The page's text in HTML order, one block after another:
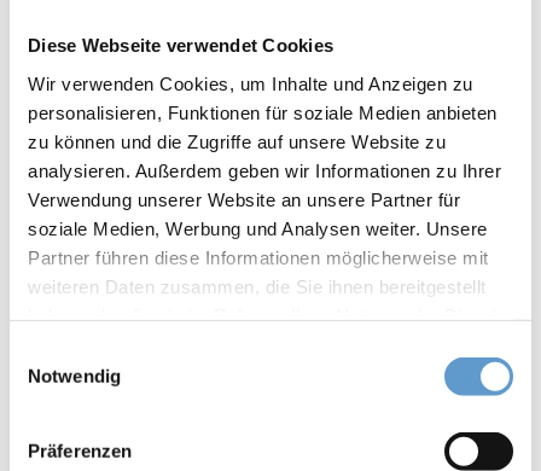
Diese Webseite verwendet Cookies
Wir verwenden Cookies, um Inhalte und Anzeigen zu
personalisieren, Funktionen für soziale Medien anbieten
zu können und die Zugriffe auf unsere Website zu
analysieren. Außerdem geben wir Informationen zu Ihrer
Verwendung unserer Website an unsere Partner für
soziale Medien, Werbung und Analysen weiter. Unsere
Partner führen diese Informationen möglicherweise mit
weiteren Daten zusammen, die Sie ihnen bereitgestellt
Notwendig
Präferenzen
aufgrund unserer exzellenten Marktkenntnisse mit dem Verkauf